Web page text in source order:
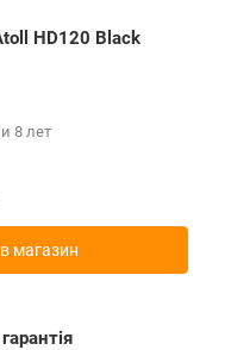
HD120 Black
8 лет
магазин